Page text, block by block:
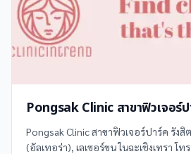
Pongsak Clinic สาขาฟิวเจอร์
Pongsak Clinic สาขาฟิวเจอร์ปาร์ค รัง
(อัลเทอร่า), เลเซอร์ขน ในฉะเชิงเทรา โ